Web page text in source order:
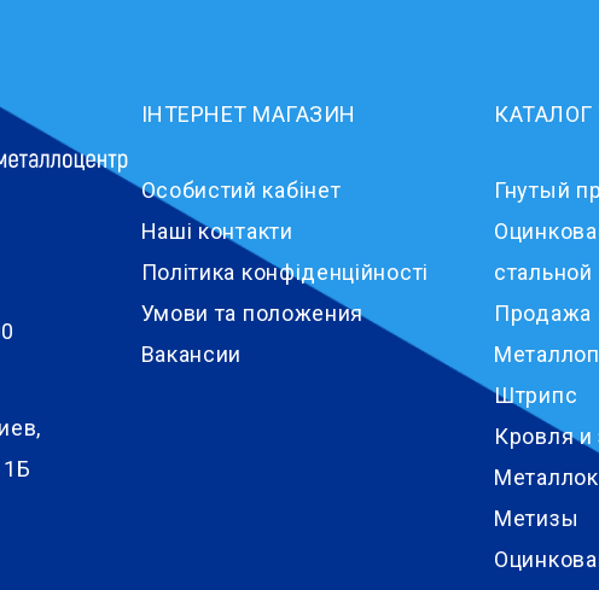
ІНТЕРНЕТ МАГАЗИН
Особистий кабінет
Наші контакти
Політика конфіденційності
Умови та положения
Вакансии
КАТАЛОГ
Гнутый
стальной
Продажа
Штрипс
Кровля и
Метизы